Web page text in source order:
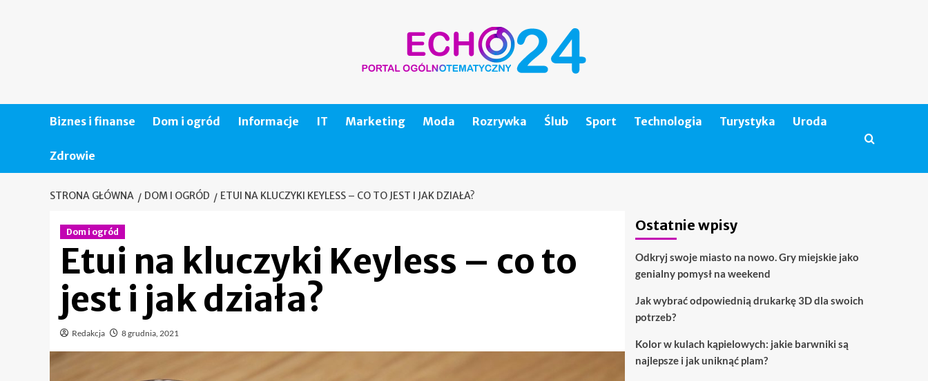
Biznes i finanse Dom i ogród Informacje IT Marketing Moda Rozrywka Ślub Sport Technologia Turystyka Uroda
Zdrowie
STRONA GŁÓWNA DOM I OGRÓD ETUI NA KLUCZYKI KEYLESS – CO TO JEST I JAK DZIAŁA?
Dom i ogród
Etui na kluczyki Keyless – co to
jest i jak działa?
Redakcja 8 grudnia, 2021
Ostatnie wpisy
Odkryj swoje miasto na nowo. Gry miejskie jako
genialny pomysł na weekend
Jak wybrać odpowiednią drukarkę 3D dla swoich
potrzeb?
Kolor w kulach kąpielowych: jakie barwniki są
najlepsze i jak uniknąć plam?